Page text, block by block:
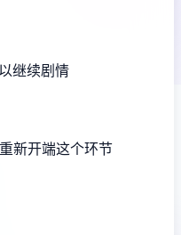
继续剧情
新开端这个环节